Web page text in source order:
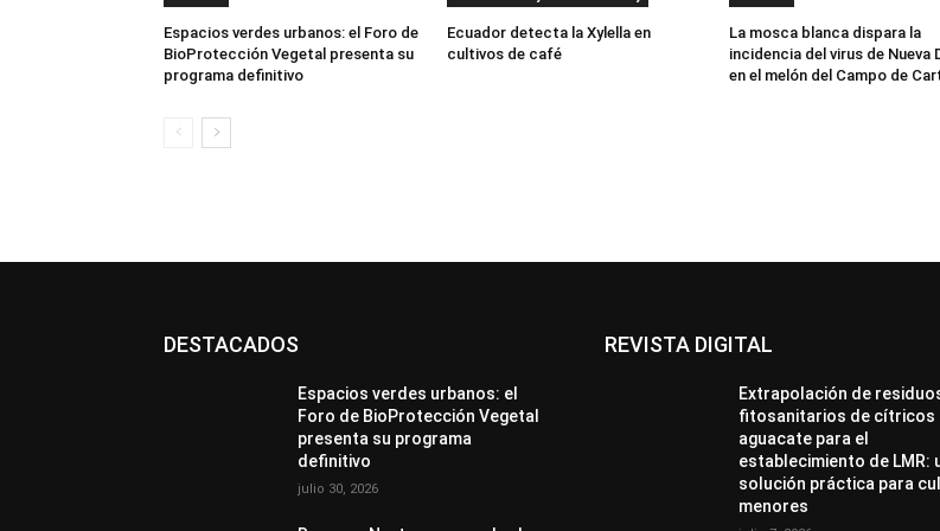
Espacios verdes urbanos: el Foro de
BioProtección Vegetal presenta su
programa definitivo
Ecuador detecta la Xylella en
cultivos de café
La mosca blanca dispara la
incidencia del virus de Nueva
en el melón del Campo de
DESTACADOS
Espacios verdes urbanos: el
Foro de BioProtección Vegetal
presenta su programa
definitivo
julio 30, 2026
REVISTA DIGITAL
Extrapolación de
fitosanitarios de cítricos
aguacate para el
establecimiento de LMR:
solución práctica para
menores